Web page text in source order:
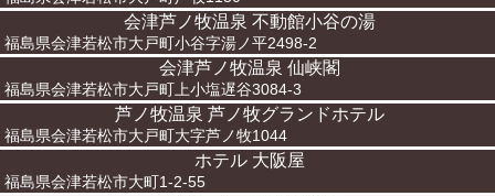
会津芦ノ牧温泉 不動館小谷の湯
福島県会津若松市大戸町小谷字湯ノ平2498-2
会津芦ノ牧温泉 仙峡閣
福島県会津若松市大戸町上小塩遅谷3084-3
芦ノ牧温泉 芦ノ牧グランドホテル
福島県会津若松市大戸町大字芦ノ牧1044
ホテル 大阪屋
福島県会津若松市大町1-2-55